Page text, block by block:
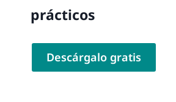
prácticos
Descárgalo gratis